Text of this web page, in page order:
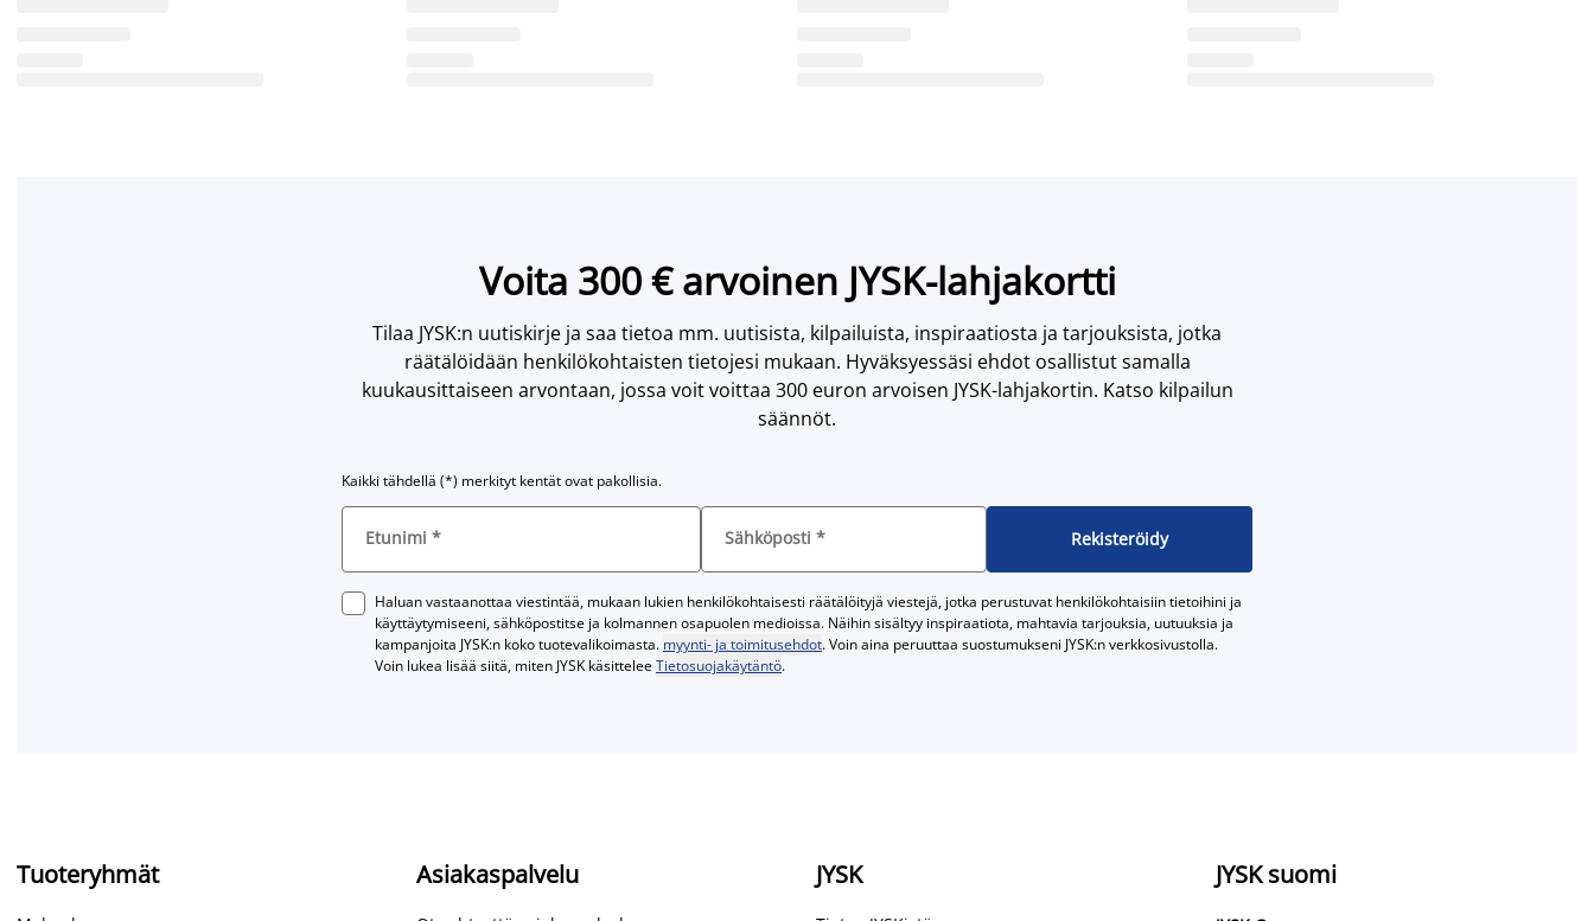
Voita 300 € arvoinen JYSK-lahjakortti
Tilaa JYSK:n uutiskirje ja saa tietoa mm. uutisista, kilpailuista, inspiraatiosta ja tarjouksista, jotka
räätälöidään henkilökohtaisten tietojesi mukaan. Hyväksyessäsi ehdot osallistut samalla
kuukausittaiseen arvontaan, jossa voit voittaa 300 euron arvoisen JYSK-lahjakortin. Katso kilpailun
säännöt.
Kaikki tähdellä (*) merkityt kentät ovat pakollisia.
Etunimi * Sähköposti * Rekisteröidy
Haluan vastaanottaa viestintää, mukaan lukien henkilökohtaisesti räätälöityjä viestejä, jotka perustuvat henkilökohtaisiin tietoihini ja
käyttäytymiseeni, sähköpostitse ja kolmannen osapuolen medioissa. Näihin sisältyy inspiraatiota, mahtavia tarjouksia, uutuuksia ja
kampanjoita JYSK:n koko tuotevalikoimasta. myynti- ja toimitusehdot. Voin aina peruuttaa suostumukseni JYSK:n verkkosivustolla.
Voin lukea lisää siitä, miten JYSK käsitteleeTietosuojakäytäntö.
Tuoteryhmät Asiakaspalvelu JYSK JYSK suomi